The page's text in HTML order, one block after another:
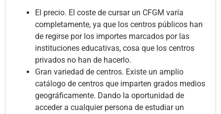
El precio. El coste de cursar un CFGM varía
completamente, ya que los centros públicos han
de regirse por los importes marcados por las
instituciones educativas, cosa que los centros
privados no han de hacerlo.
Gran variedad de centros. Existe un amplio
catálogo de centros que imparten grados medios
geográficamente. Dando la oportunidad de
acceder a cualquier persona de estudiar un